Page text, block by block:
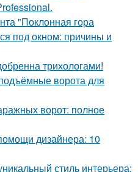
"Поклонная гора
под окном: причины и
трихологами!
ворота для
ворот: полное
дизайнера: 10
стиль интерьера: